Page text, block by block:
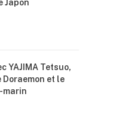
Japon
YAJIMA Tetsuo,
et le
marin